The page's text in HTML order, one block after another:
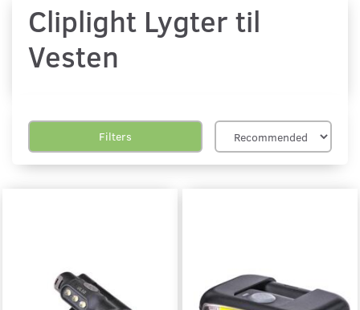
Cliplight Lygter til
Vesten
Filters